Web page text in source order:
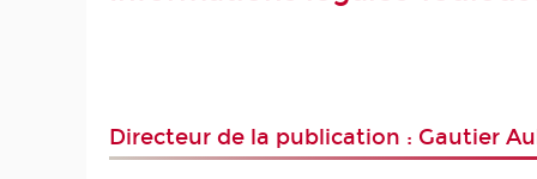
Directeur de la publication : Gautier